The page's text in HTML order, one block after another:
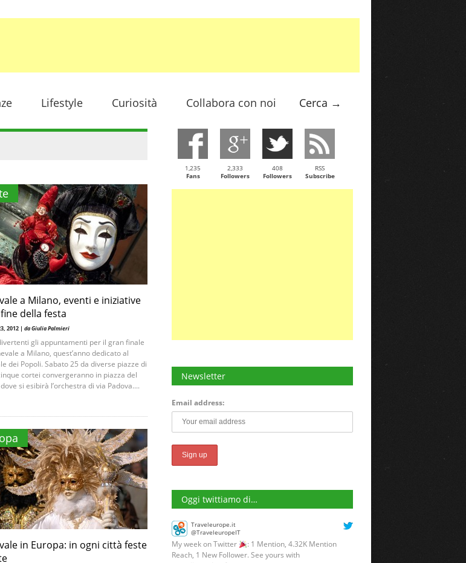
Lifestyle Curiosità Collabora con noi Cerca →
a Milano, eventi e iniziative
della festa
2012 | da Giulia Palmieri
gli appuntamenti per il gran finale
a Milano, quest’anno dedicato al
dei Popoli. Sabato 25 da diverse piazze di
cortei convergeranno in piazza del
si esibirà l’orchestra di via Padova....
in Europa: in ogni città feste
1,235
Fans
2,333
Followers
408
Followers
RSS
Subscribe
Newsletter
Email address:
Oggi twittiamo di…
Traveleurope.it
@TraveleuropeIT
My week on Twitter
: 1 Mention, 4.32K Mention
Reach, 1 New Follower. See yours with